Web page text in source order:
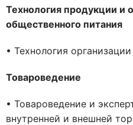
Технология продукции и
общественного питания
• Технология
Товароведение
• Товароведение и
внутренней и внешней